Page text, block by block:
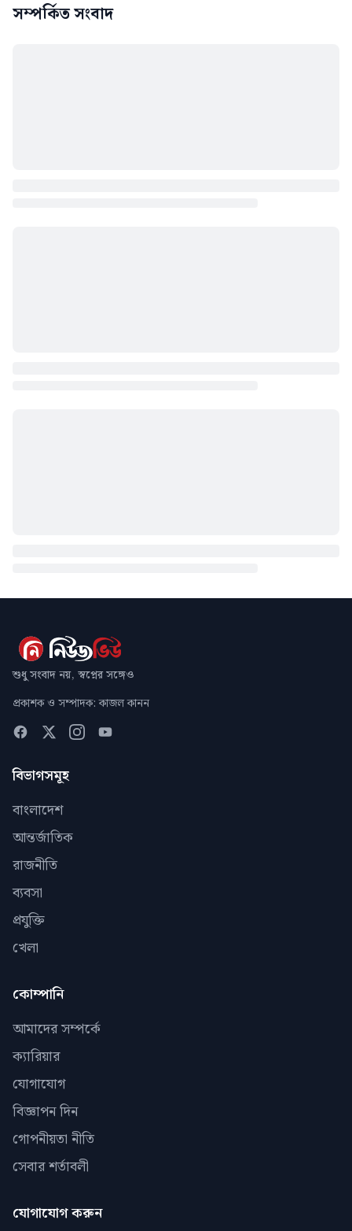
সম্পর্কিত সংবাদ
শুধু সংবাদ নয়, স্বপ্নের সঙ্গেও
প্রকাশক ও সম্পাদক: কাজল কানন
বিভাগসমূহ
বাংলাদেশ
আন্তর্জাতিক
রাজনীতি
ব্যবসা
প্রযুক্তি
খেলা
কোম্পানি
আমাদের সম্পর্কে
ক্যারিয়ার
যোগাযোগ
বিজ্ঞাপন দিন
গোপনীয়তা নীতি
সেবার শর্তাবলী
যোগাযোগ করুন